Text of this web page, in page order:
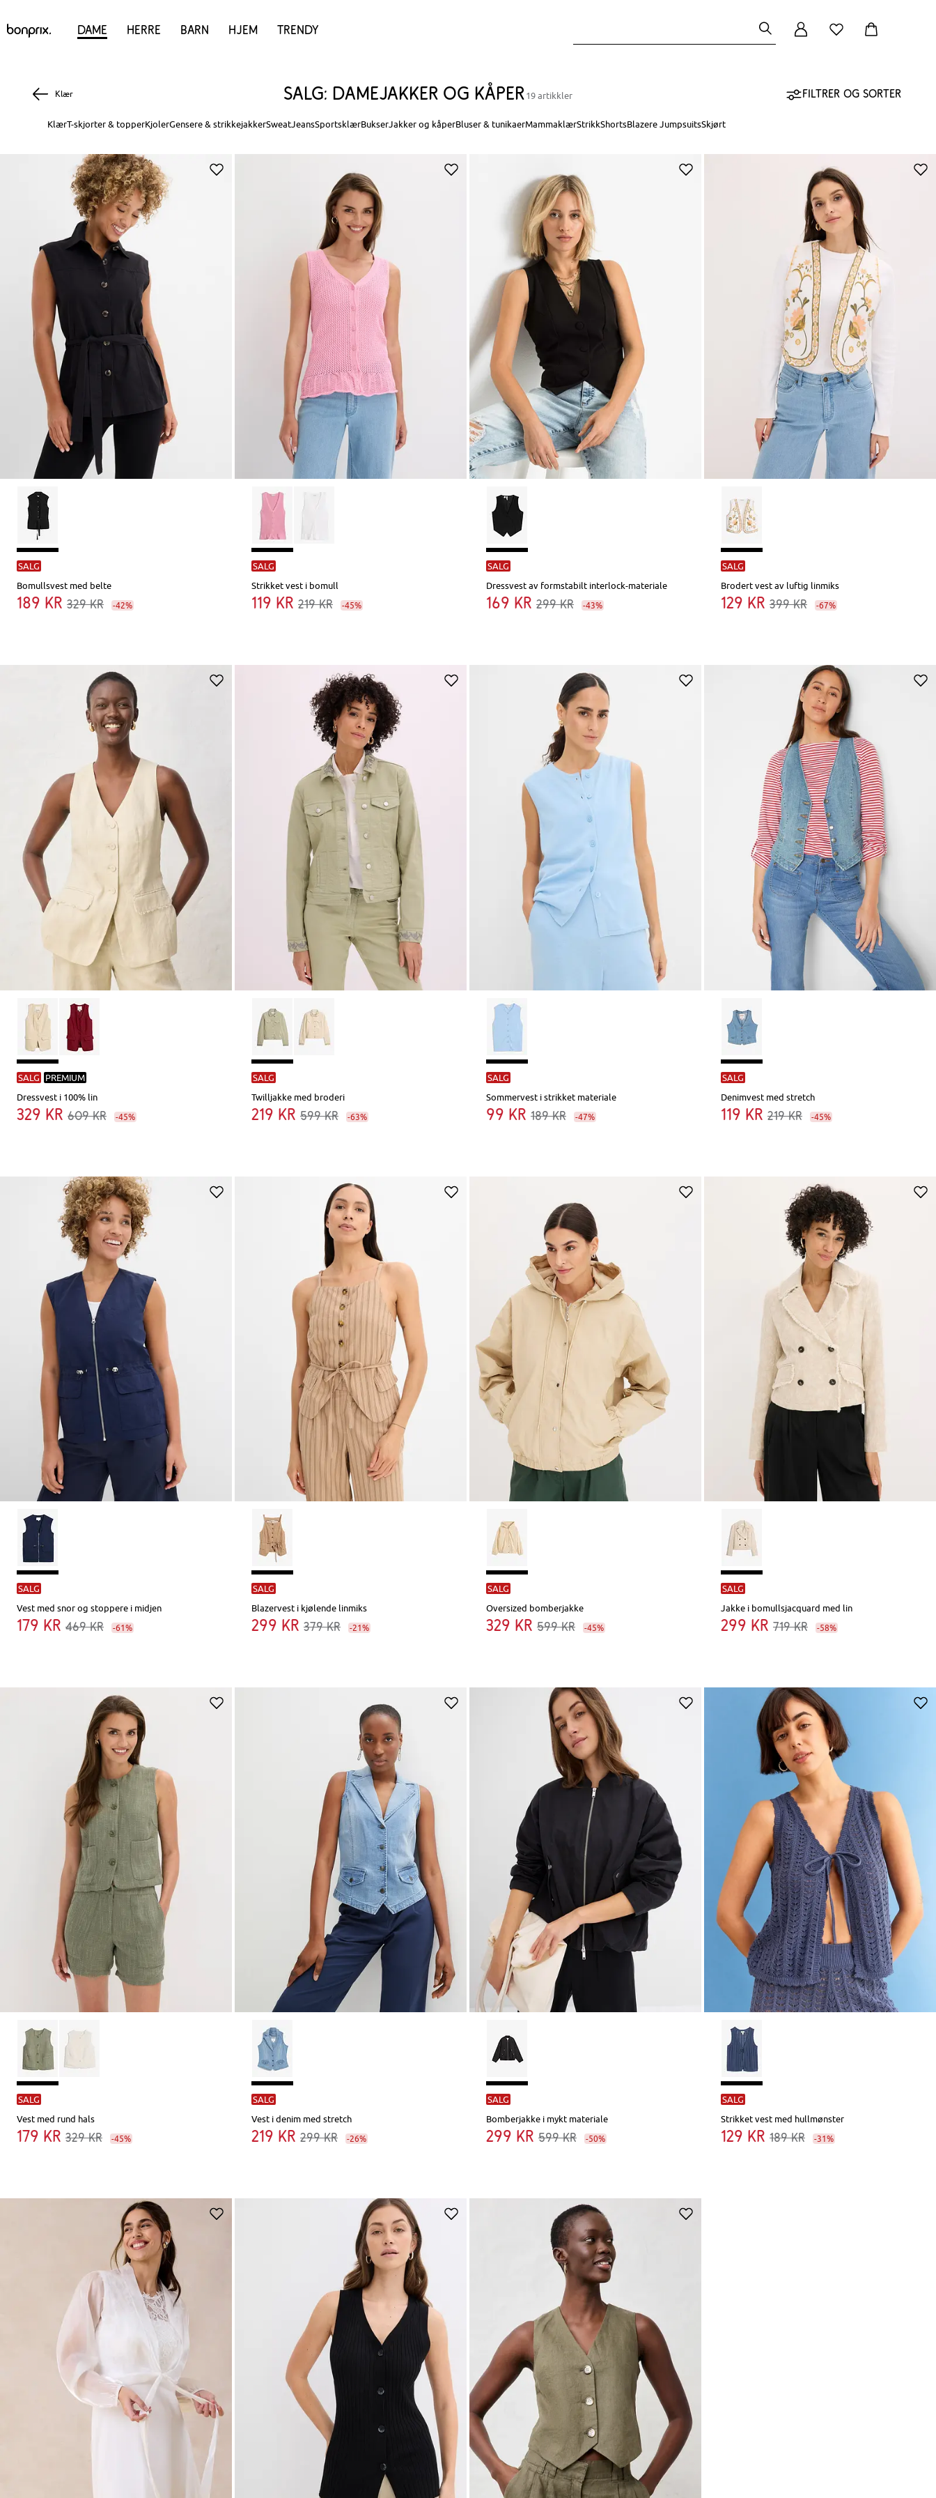
Dame Herre Barn Hjem Trendy
Klær Salg: damejakker og kåper 19 artikkler Filtrer og sorter
KlærT-skjorter & topperKjolerGensere & strikkejakkerSweatJeansSportsklærBukserJakker og kåperBluser & tunikaerMammaklærStrikkShortsBlazereJumpsuitsSkjørt
SALG
Bomullsvest med belte
189 kr 329 kr -42%
SALG
Strikket vest i bomull
119 kr 219 kr -45%
SALG
Dressvest av formstabilt interlock-materiale
169 kr 299 kr -43%
SALG
Brodert vest av luftig linmiks
129 kr 399 kr -67%
SALG
PREMIUM
Dressvest i 100% lin
329 kr 609 kr -45%
SALG
Twilljakke med broderi
219 kr 599 kr -63%
SALG
Sommervest i strikket materiale
99 kr 189 kr -47%
SALG
Denimvest med stretch
119 kr 219 kr -45%
SALG
Vest med snor og stoppere i midjen
179 kr 469 kr -61%
SALG
Blazervest i kjølende linmiks
299 kr 379 kr -21%
SALG
Oversized bomberjakke
329 kr 599 kr -45%
SALG
Jakke i bomullsjacquard med lin
299 kr 719 kr -58%
SALG
Vest med rund hals
179 kr 329 kr -45%
SALG
Vest i denim med stretch
219 kr 299 kr -26%
SALG
Bomberjakke i mykt materiale
299 kr 599 kr -50%
SALG
Strikket vest med hullmønster
129 kr 189 kr -31%